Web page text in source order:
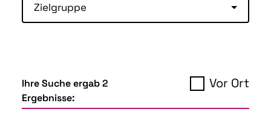
Zielgruppe
Ihre Suche ergab 2
Ergebnisse:
Vor Ort